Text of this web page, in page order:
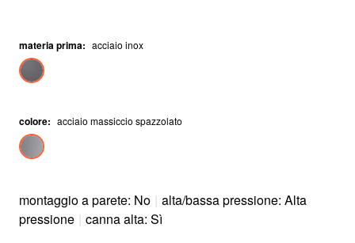
materia prima: acciaio inox
colore: acciaio massiccio spazzolato
montaggio a parete: No | alta/bassa pressione: Alta
pressione | canna alta: Sì